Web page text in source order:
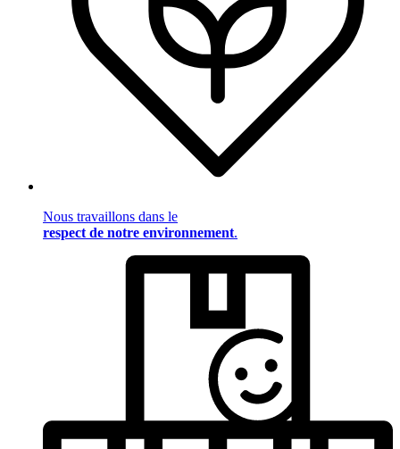
Nous travaillons dans le
respect de notre environnement.